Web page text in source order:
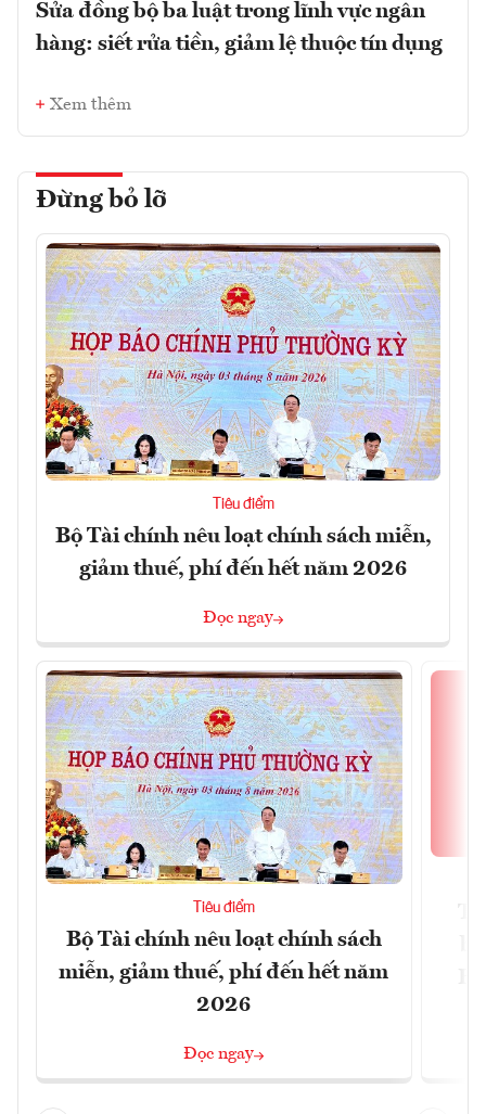
Sửa đồng bộ ba luật trong lĩnh vực ngân
hàng: siết rửa tiền, giảm lệ thuộc tín dụng
Xem thêm
Đừng bỏ lỡ
Tiêu điểm
Bộ Tài chính nêu loạt chính sách miễn,
giảm thuế, phí đến hết năm 2026
Đọc ngay
Tiêu điểm
Bộ Tài chính nêu loạt chính sách
miễn, giảm thuế, phí đến hết năm
2026
Đọc ngay